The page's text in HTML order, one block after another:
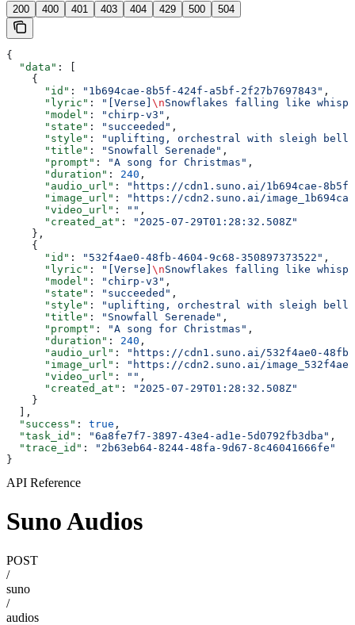
200 400 401 403 404 429 500 504
{
  "data"
: [
    {
      "id"
: "1b694cae-8b5f-424f-a5bf-2f27b7697843" ,
      "lyric"
: "[Verse] \nSnowflakes falling like
      "model"
: "chirp-v3" ,
      "state"
: "succeeded" ,
      "style"
:
"uplifting, orchestral with sleigh bells
      "title"
: "Snowfall Serenade" ,
      "prompt"
: "A song for Christmas" ,
      "duration"
: 240 ,
      "audio_url"
:
"https://cdn1.suno.ai/1b694cae-8b5f-
      "image_url"
:
"https://cdn2.suno.ai/
      "video_url"
: "" ,
      "created_at"
:
"2025-07-29T01:28:32.508Z"
    },
    {
      "id"
: "532f4ae0-48fb-4604-9c68-350897373522" ,
      "lyric"
: "[Verse] \nSnowflakes falling like
      "model"
: "chirp-v3" ,
      "state"
: "succeeded" ,
      "style"
:
"uplifting, orchestral with sleigh bells
      "title"
: "Snowfall Serenade" ,
      "prompt"
: "A song for Christmas" ,
      "duration"
: 240 ,
      "audio_url"
:
"https://cdn1.suno.ai/532f4ae0-48fb-
      "image_url"
:
"https://cdn2.suno.ai/
      "video_url"
: "" ,
      "created_at"
:
"2025-07-29T01:28:32.508Z"
    }
  ],
  "success"
: true ,
  "task_id"
: "6a8fe7f7-3897-43e4-ad1e-5d0792fb3dba" ,
  "trace_id"
:
"2b63eb64-8244-48fa-9d67-8c46041666fe"
}
API Reference
Suno Audios
POST
/
suno
/
audios